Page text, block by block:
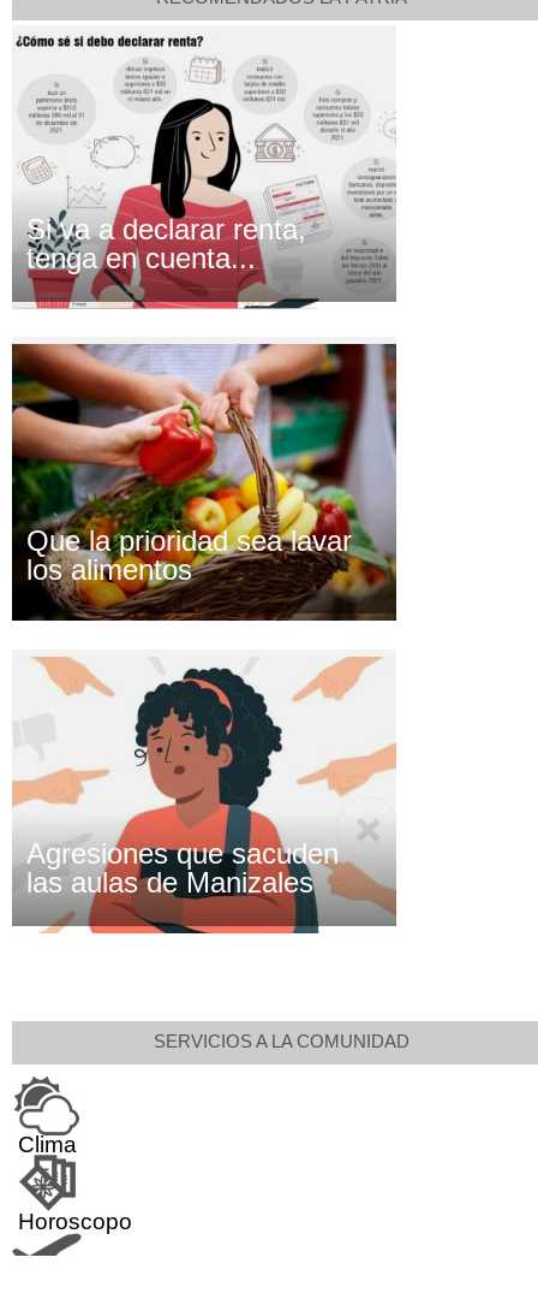
Si va a declarar renta,
tenga en cuenta...
Que la prioridad sea lavar
los alimentos
Agresiones que sacuden
las aulas de Manizales
SERVICIOS A LA COMUNIDAD
Clima
Horoscopo